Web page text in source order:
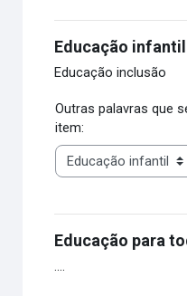
Educação infantil
Educação inclusão
Outras palavras que
item:
Educação para
....